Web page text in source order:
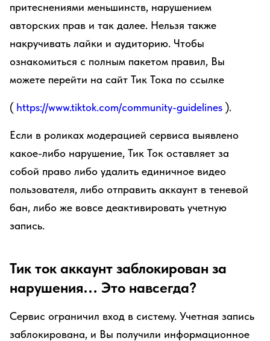
притеснениями меньшинств, нарушением
авторских прав и так далее. Нельзя также
накручивать лайки и аудиторию. Чтобы
ознакомиться с полным пакетом правил, Вы
можете перейти на сайт Тик Тока по ссылке
( https://www.tiktok.com/community-guidelines ).
Если в роликах модерацией сервиса выявлено
какое-либо нарушение, Тик Ток оставляет за
собой право либо удалить единичное видео
пользователя, либо отправить аккаунт в теневой
бан, либо же вовсе деактивировать учетную
запись.
Тик ток аккаунт заблокирован за
нарушения… Это навсегда?
Сервис ограничил вход в систему. Учетная запись
заблокирована, и Вы получили информационное